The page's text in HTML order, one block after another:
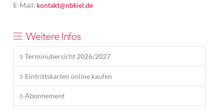
E-Mail: kontakt@nbkiel.de
Weitere Infos
Terminübersicht 2026/2027
Eintrittskarten online kaufen
Abonnement